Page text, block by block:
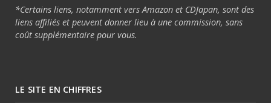
*Certains liens, notamment vers Amazon et CDJapan, sont des
liens affiliés et peuvent donner lieu à une commission, sans
coût supplémentaire pour vous.
LE SITE EN CHIFFRES